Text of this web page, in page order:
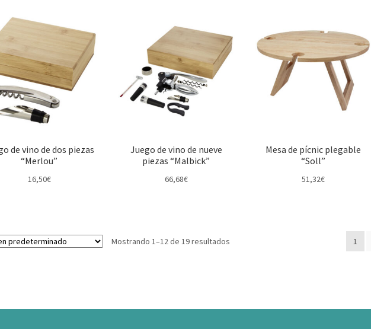
de vino de dos piezas
“Merlou”
16,50€
Juego de vino de nueve
piezas “Malbick”
66,68€
Mesa de pícnic plegable
“Soll”
51,32€
Mostrando 1–12 de 19 resultados 1